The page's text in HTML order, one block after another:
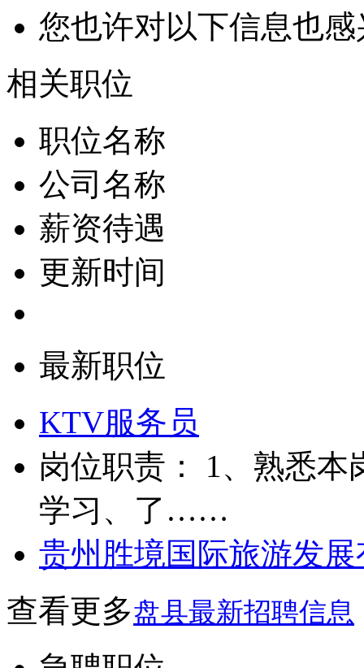
您也许对以下信息也感
相关职位
职位名称
公司名称
薪资待遇
更新时间
最新职位
KTV服务员
岗位职责： 1、熟悉
学习、了……
贵州胜境国际旅游发
查看更多盘县最新招聘信息